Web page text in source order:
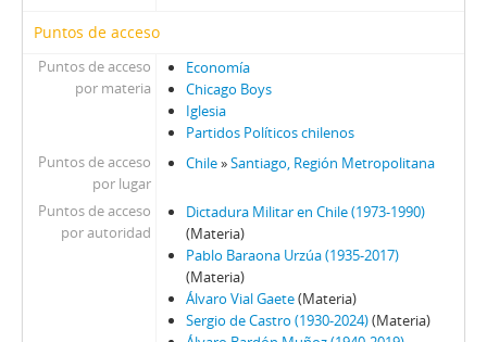
61 - Floody, Nilo
62 - Carrasco, Washington
63 - Canessa, Julio
64 - Canessa, Julio
66 - Pinochet, Augusto
67 - Pinochet, Augusto
68 - Matthei, Fernando
69 - Matthei, Fernando
70 - Stange, Rodolfo
71 - Jarpa, Sergio Onofre
72 - Buckovsky, Vladimir
Puntos de acceso
Puntos de acceso
por materia
Economía
Chicago Boys
Iglesia
Partidos Políticos chilenos
Puntos de acceso
por lugar
Chile»Santiago, Región Metropolitana
Puntos de acceso
por autoridad
Dictadura Militar en Chile (1973-1990)
(Materia)
Pablo Baraona Urzúa (1935-2017)
(Materia)
Álvaro Vial Gaete(Materia)
Sergio de Castro (1930-2024)(Materia)